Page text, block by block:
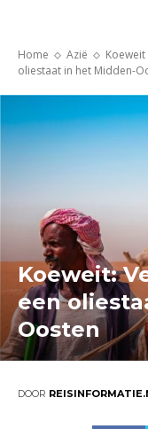
Home Azië Koeweit
oliestaat in het Midden-
Koeweit:
een
Oosten
DOOR